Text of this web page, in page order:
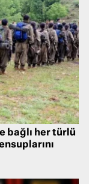
bağlı her türlü